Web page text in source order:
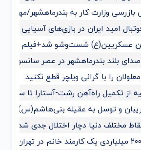
بازرسی وزارت کار به بندرماهشهر/مهدی
امید ایران در بازی‌های آسیایی
عسکریین(ع) شست‌وشو شد+فیلم و
بلند بندرماهشهر در عصر سانسور و
را با گرانی ویلچر قطع نکنید
تکمیل راه‌آهن رشت-آستارا تا سال ‌۲۰۲۸
و توسل به عقیله بنی‌هاشم(س) با
مختلف دنیا دچار اختلال جدی شد